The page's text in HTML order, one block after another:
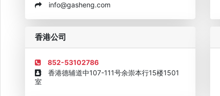
企业诚信AAAAA奖牌2015 欧美澳最具价值品牌移民机构
info@gasheng.com
香港公司
852-53102786
香港德辅道中107-111号余崇本行15楼1501
室